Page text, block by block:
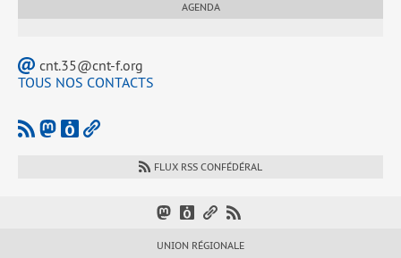
AGENDA
cnt.35@cnt-f.org
TOUS NOS CONTACTS
FLUX RSS CONFÉDÉRAL
UNION RÉGIONALE